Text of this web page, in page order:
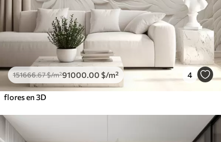
151666.67$/m²91000 .00 $/m² 4
flores en 3D